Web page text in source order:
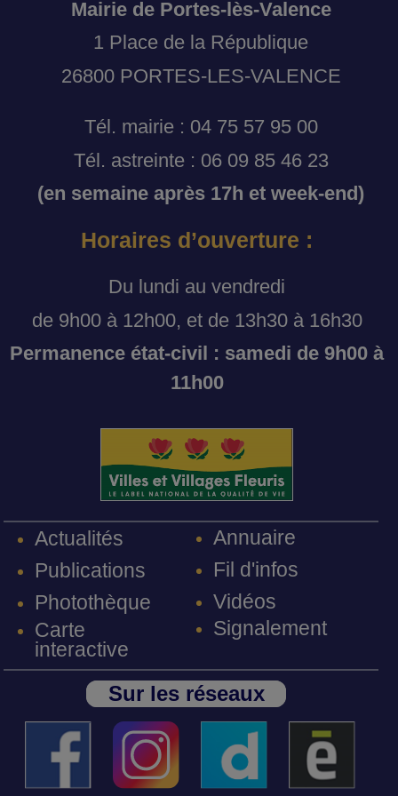
Mairie de Portes-lès-Valence
1 Place de la République
26800 PORTES-LES-VALENCE
Tél. mairie : 04 75 57 95 00
Tél. astreinte : 06 09 85 46 23
(en semaine après 17h et week-end)
Horaires d’ouverture :
Du lundi au vendredi
de 9h00 à 12h00, et de 13h30 à 16h30
Permanence état-civil : samedi de 9h00 à
11h00
Actualités
Publications
Photothèque
Carte
interactive
Annuaire
Fil d'infos
Vidéos
Signalement
Sur les réseaux